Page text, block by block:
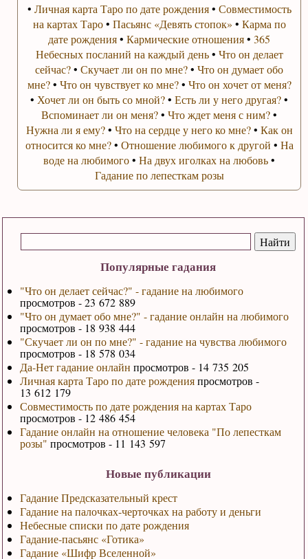
Популярные гадания
"Что он делает сейчас?" - гадание на любимого
просмотров - 23 672 889
"Что он думает обо мне?" - гадание онлайн на любимого
просмотров - 18 938 444
"Скучает ли он по мне?" - гадание на чувства любимого
просмотров - 18 578 034
Да-Нет гадание онлайн просмотров - 14 735 205
Личная карта Таро по дате рожденияпросмотров -
13 612 179
Совместимость по дате рождения на картах Таро
просмотров - 12 486 454
Гадание онлайн на отношение человека "По лепесткам
розы" просмотров - 11 143 597
Новые публикации
Гадание Предсказательный крест
Гадание на палочках-черточках на работу и деньги
Небесные списки по дате рождения
Гадание-пасьянс «Готика»
Гадание «Шифр Вселенной»
• Личная карта Таро по дате рождения• Совместимость
на картах Таро• Пасьянс «Девять стопок» • Карма по
дате рождения•Кармические отношения•365
Небесных посланий на каждый день• Что он делает
сейчас?•Скучает ли он по мне?•Что он думает обо
мне?• Что он чувствует ко мне?• Что он хочет от меня?
• Хочет ли он быть со мной?•Есть ли у него другая?•
Вспоминает ли он меня?•Что ждет меня с ним?•
Нужна ли я ему?• Что на сердце у него ко мне?• Как он
относится ко мне?• Отношение любимого к другой • На
воде на любимого•На двух иголках на любовь•
Гадание по лепесткам розы